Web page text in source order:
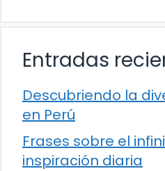
Entradas
Descubriendo la
en Perú
Frases sobre el
inspiración diaria